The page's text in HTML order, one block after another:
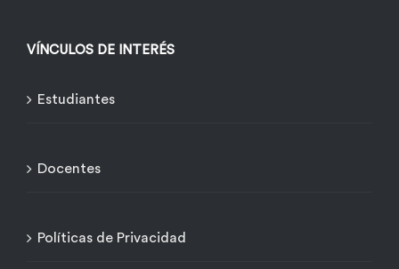
VÍNCULOS DE INTERÉS
Estudiantes
Docentes
Políticas de Privacidad